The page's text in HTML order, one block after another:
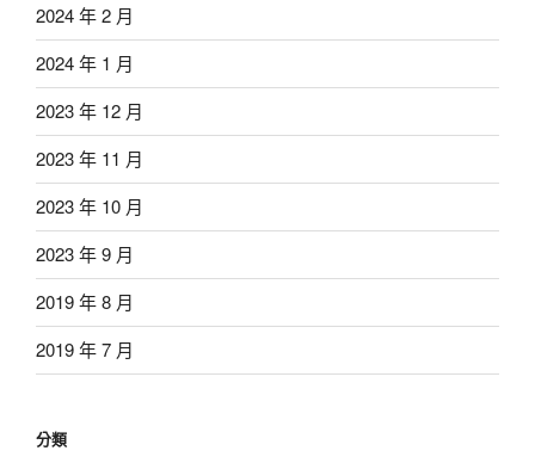
2024 年 2 月
2024 年 1 月
2023 年 12 月
2023 年 11 月
2023 年 10 月
2023 年 9 月
2019 年 8 月
2019 年 7 月
分類